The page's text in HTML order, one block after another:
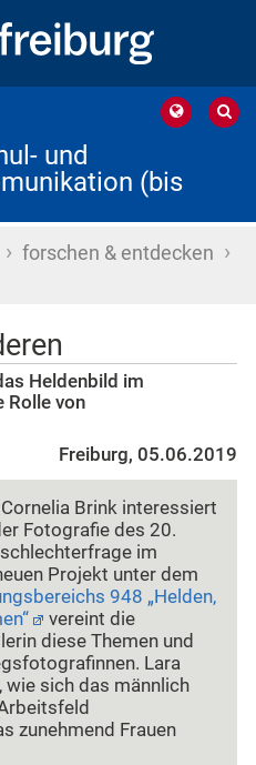
und
(bis
› forschen & entdecken ›
Heldenbild im
Rolle von
Freiburg, 05.06.2019
Brink interessiert
Fotografie des 20.
im
Projekt unter dem
948 „Helden,
vereint die
diese Themen und
Lara
wie sich das männlich
zunehmend Frauen